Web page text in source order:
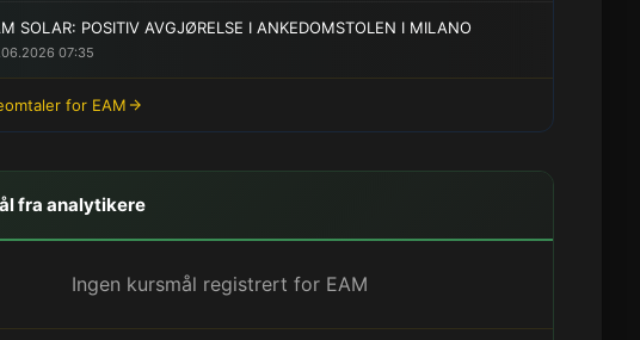
SOLAR: POSITIV AVGJØRELSE I ANKEDOMSTOLEN I MILANO
07:35
for EAM
fra analytikere
Ingen kursmål registrert for EAM